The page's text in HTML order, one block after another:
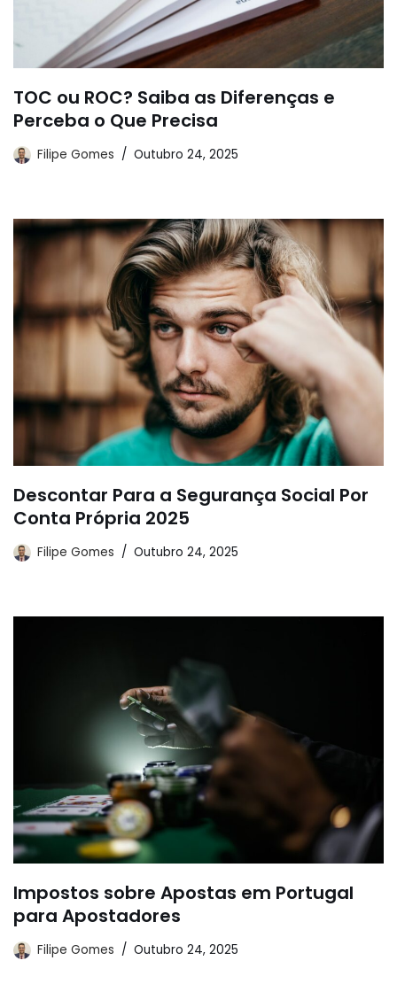
TOC ou ROC? Saiba as Diferenças e
Perceba o Que Precisa
Filipe Gomes Outubro 24, 2025
Descontar Para a Segurança Social Por
Conta Própria 2025
Filipe Gomes Outubro 24, 2025
Impostos sobre Apostas em Portugal
para Apostadores
Filipe Gomes Outubro 24, 2025